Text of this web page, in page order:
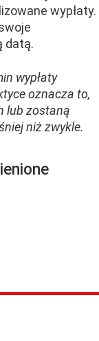
wypłaty.
datą.
wypłaty
oznacza to,
lub zostaną
niż zwykle.